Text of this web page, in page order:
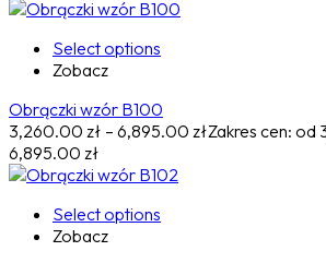
Select options
Zobacz
Obrączki wzór B100
3,260.00 zł – 6,895.00 złZakres cen: od
6,895.00 zł
Select options
Zobacz